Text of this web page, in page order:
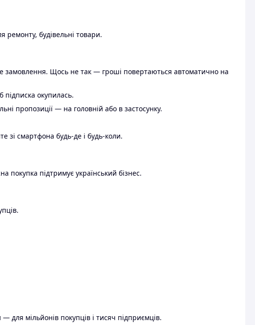
ремонту, будівельні товари.
замовлення. Щось не так — гроші повертаються автоматично на
підписка окупилась.
пропозиції — на головній або в застосунку.
зі смартфона будь-де і будь-коли.
покупка підтримує український бізнес.
для мільйонів покупців і тисяч підприємців.